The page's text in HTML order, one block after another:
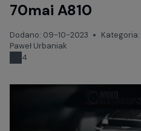
70mai A810
Dodano: 09-10-2023 Kategoria:
Paweł Urbaniak
4